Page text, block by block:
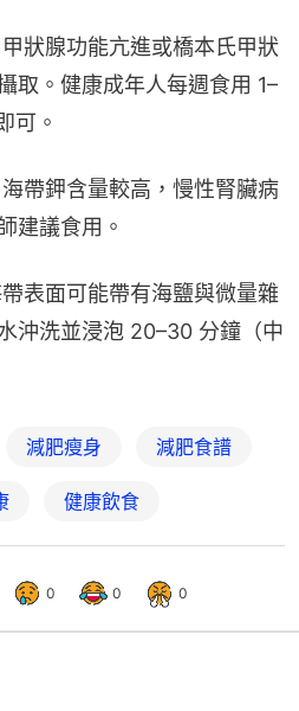
狀腺功能亢進或橋本氏甲狀
取。健康成年人每週食用 1–
可。
帶鉀含量較高，慢性腎臟病
建議食用。
表面可能帶有海鹽與微量雜
沖洗並浸泡 20–30 分鐘（中
減肥瘦身 減肥食譜
健康飲食
0 0 0